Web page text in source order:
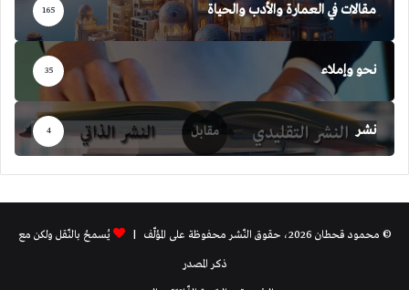
مقالات في العمارة والأدب والحياة 165
نحو وإملاء 35
نشر 4
© محمود قحطان 2026، حقوق النّشر محفوظة على المؤلّف |
يُسمحُ بالنّقل ولكن مع
ذكر المصدر